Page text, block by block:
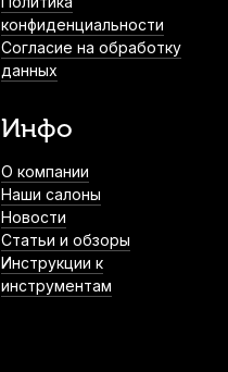
конфиденциальности
Согласие на обработку
данных
Инфо
О компании
Наши салоны
Новости
Статьи и обзоры
Инструкции к
инструментам